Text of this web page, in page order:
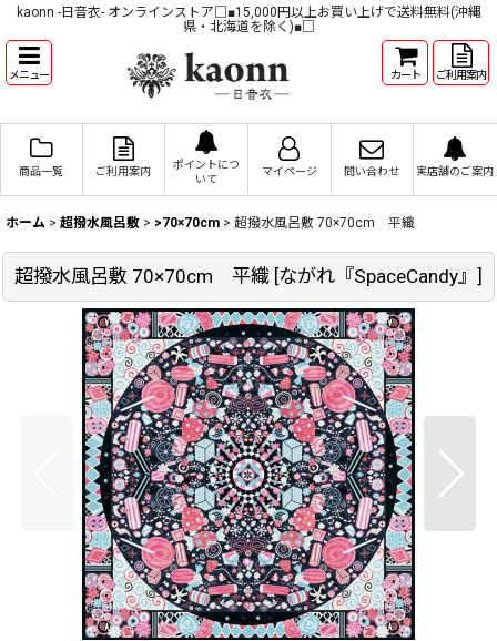
kaonn -日音衣- オンラインストア□■15,000円以上お買い上げで送料無料(沖縄
県・北海道を除く)■□
メニュー カート ご利用案内
商品一覧 ご利用案内
ポイントにつ
いて
マイページ 問い合わせ 実店舗のご案内
ホーム > 超撥水風呂敷 > >70×70cm > 超撥水風呂敷 70×70cm 平織
超撥水風呂敷 70×70cm 平織 [ながれ『SpaceCandy』 ]